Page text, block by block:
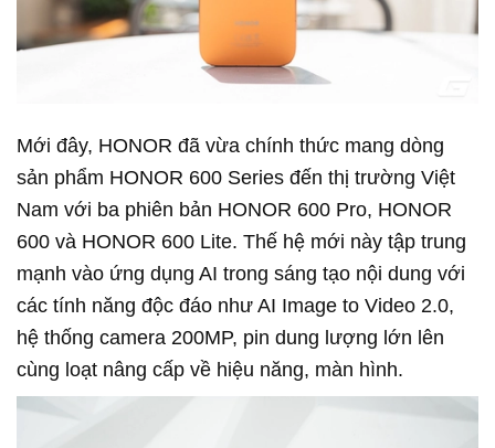
Mới đây, HONOR đã vừa chính thức mang dòng
sản phẩm HONOR 600 Series đến thị trường Việt
Nam với ba phiên bản HONOR 600 Pro, HONOR
600 và HONOR 600 Lite. Thế hệ mới này tập trung
mạnh vào ứng dụng AI trong sáng tạo nội dung với
các tính năng độc đáo như AI Image to Video 2.0,
hệ thống camera 200MP, pin dung lượng lớn lên
cùng loạt nâng cấp về hiệu năng, màn hình.